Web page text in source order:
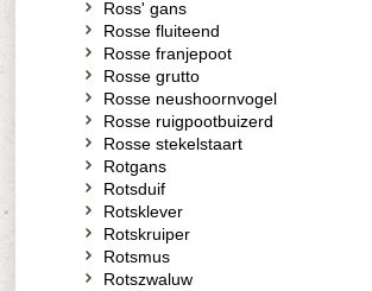
Ross' gans
Rosse fluiteend
Rosse franjepoot
Rosse grutto
Rosse neushoornvogel
Rosse ruigpootbuizerd
Rosse stekelstaart
Rotgans
Rotsduif
Rotsklever
Rotskruiper
Rotsmus
Rotszwaluw